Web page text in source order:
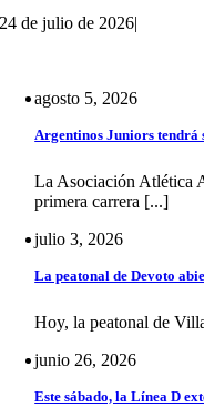
24 de julio de 2026|
agosto 5, 2026
Argentinos Juniors
La Asociación Atlética
primera carrera [...]
julio 3, 2026
La peatonal de Devoto
Hoy, la peatonal de
junio 26, 2026
Este sábado, la Línea D